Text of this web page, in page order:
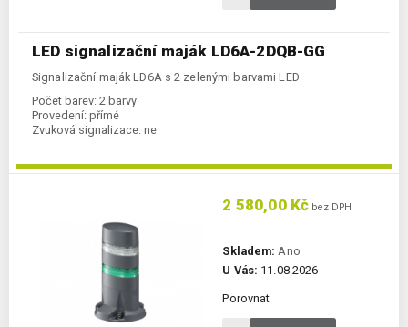
LED signalizační maják LD6A-2DQB-GG
Signalizační maják LD6A s 2 zelenými barvami LED
Počet barev: 2 barvy
Provedení: přímé
Zvuková signalizace: ne
2 580,00 Kč bez DPH
Skladem: Ano
U Vás: 11.08.2026
Porovnat